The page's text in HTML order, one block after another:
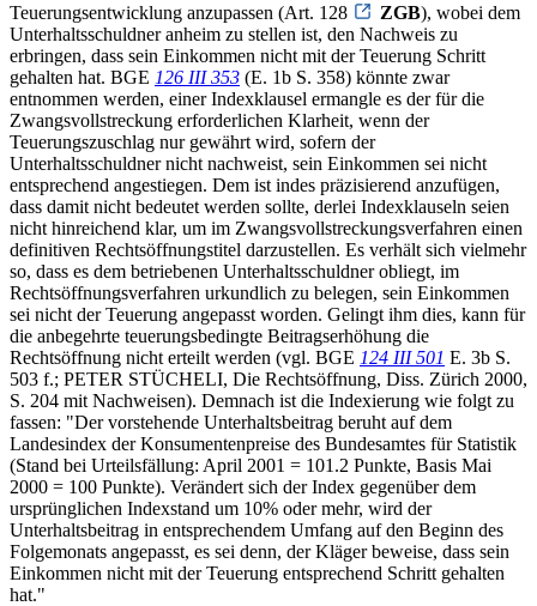
Teuerungsentwicklung anzupassen (Art. 128
ZGB), wobei dem
Unterhaltsschuldner anheim zu stellen ist, den Nachweis zu
erbringen, dass sein Einkommen nicht mit der Teuerung Schritt
gehalten hat. BGE 126 III 353 (E. 1b S. 358) könnte zwar
entnommen werden, einer Indexklausel ermangle es der für die
Zwangsvollstreckung erforderlichen Klarheit, wenn der
Teuerungszuschlag nur gewährt wird, sofern der
Unterhaltsschuldner nicht nachweist, sein Einkommen sei nicht
entsprechend angestiegen. Dem ist indes präzisierend anzufügen,
dass damit nicht bedeutet werden sollte, derlei Indexklauseln seien
nicht hinreichend klar, um im Zwangsvollstreckungsverfahren einen
definitiven Rechtsöffnungstitel darzustellen. Es verhält sich vielmehr
so, dass es dem betriebenen Unterhaltsschuldner obliegt, im
Rechtsöffnungsverfahren urkundlich zu belegen, sein Einkommen
sei nicht der Teuerung angepasst worden. Gelingt ihm dies, kann für
die anbegehrte teuerungsbedingte Beitragserhöhung die
Rechtsöffnung nicht erteilt werden (vgl. BGE 124 III 501 E. 3b S.
503 f.; PETER STÜCHELI, Die Rechtsöffnung, Diss. Zürich 2000,
S. 204 mit Nachweisen). Demnach ist die Indexierung wie folgt zu
fassen: "Der vorstehende Unterhaltsbeitrag beruht auf dem
Landesindex der Konsumentenpreise des Bundesamtes für Statistik
(Stand bei Urteilsfällung: April 2001 = 101.2 Punkte, Basis Mai
2000 = 100 Punkte). Verändert sich der Index gegenüber dem
ursprünglichen Indexstand um 10% oder mehr, wird der
Unterhaltsbeitrag in entsprechendem Umfang auf den Beginn des
Folgemonats angepasst, es sei denn, der Kläger beweise, dass sein
Einkommen nicht mit der Teuerung entsprechend Schritt gehalten
hat."